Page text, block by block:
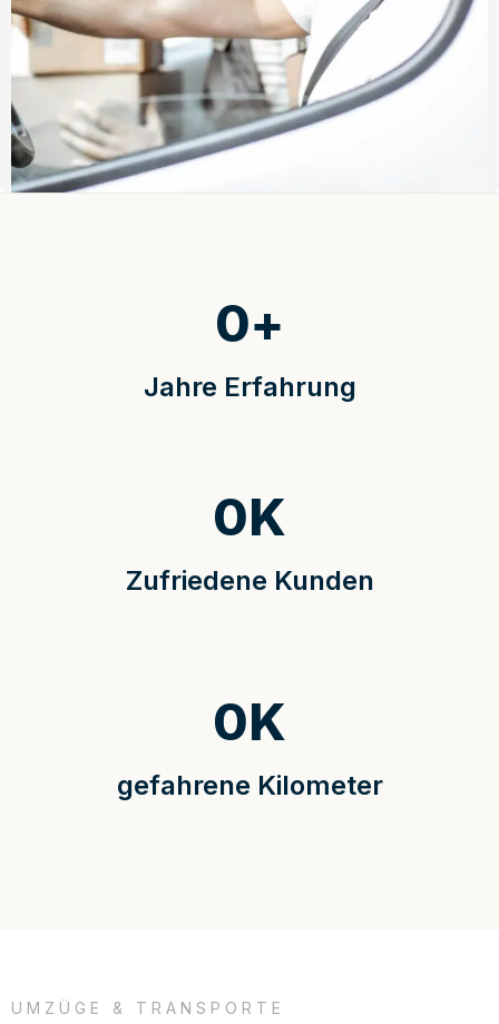
Jahre Erfahrung
0+
Zufriedene Kunden
0K
gefahrene Kilometer
0K
UMZÜGE & TRANSPORTE